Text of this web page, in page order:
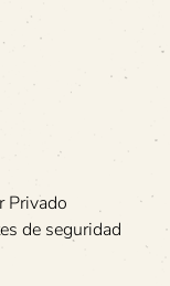
Privado
de seguridad